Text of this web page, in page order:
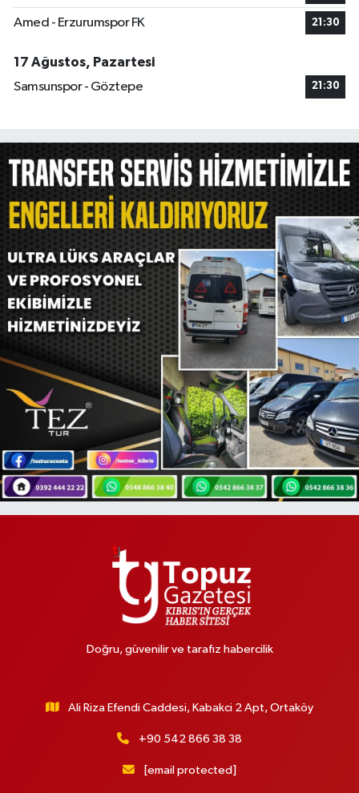
Amed - Erzurumspor FK 21:30
17 Ağustos, Pazartesi
Samsunspor - Göztepe
21:30
Doğru, güvenilir ve tarafız habercilik
Ali Riza Efendi Caddesi, Kabakci 2 Apt, Ortaköy
+90 542 866 38 38
[email protected]